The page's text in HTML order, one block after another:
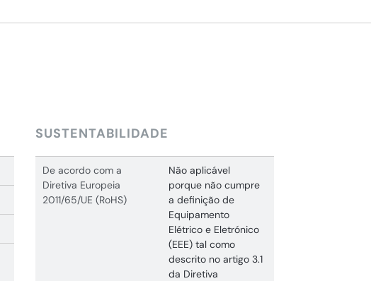
SUSTENTABILIDADE
De acordo com a
Diretiva Europeia
2011/65/UE (RoHS)
Não aplicável
porque não cumpre
a definição de
Equipamento
Elétrico e Eletrónico
(EEE) tal como
descrito no artigo 3.1
da Diretiva